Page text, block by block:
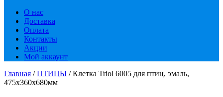
О нас
Доставка
Оплата
Контакты
Акции
Мой аккаунт
Главная /ПТИЦЫ / Клетка Triol 6005 для птиц, эмаль,
475х360х680мм